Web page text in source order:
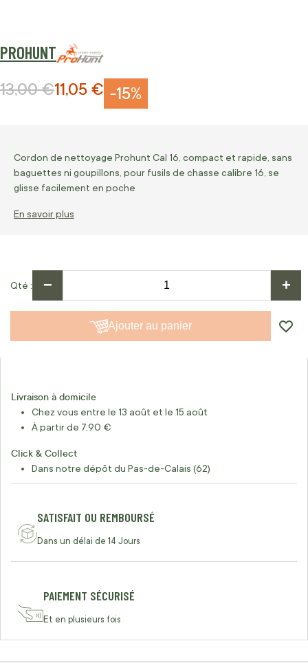
PROHUNT
-15%
Prix Spécial
11,05 €
Prix normal
13,00 €
Cordon de nettoyage Prohunt Cal 16, compact et rapide, sans
baguettes ni goupillons, pour fusils de chasse calibre 16, se
glisse facilement en poche
En savoir plus
Qté − +
Ajouter au panier
Livraison à domicile
Chez vous entre le 13 août et le 15 août
À partir de 7,90 €
Click & Collect
Dans notre dépôt du Pas-de-Calais (62)
SATISFAIT OU REMBOURSÉ
Dans un délai de 14 Jours
PAIEMENT SÉCURISÉ
Et en plusieurs fois